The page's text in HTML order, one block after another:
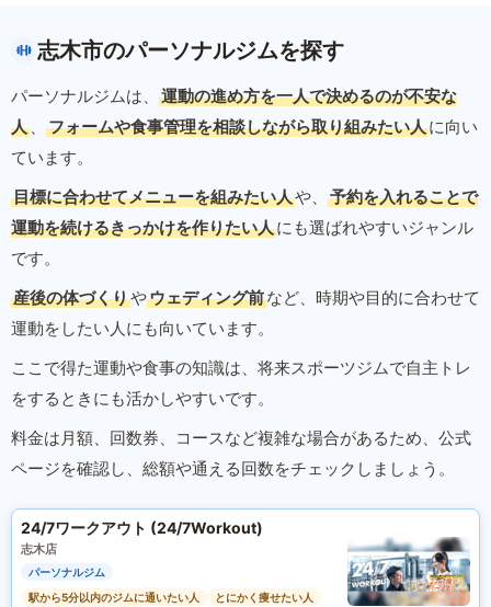
志木市のパーソナルジムを探す
パーソナルジムは、
運動の進め方を一人で決めるのが不安な
人 、 フォームや食事管理を相談しながら取り組みたい人に向い
ています。
目標に合わせてメニューを組みたい人や、
予約を入れることで
運動を続けるきっかけを作りたい人にも選ばれやすいジャンル
です。
産後の体づくりやウェディング前など、時期や目的に合わせて
運動をしたい人にも向いています。
ここで得た運動や食事の知識は、将来スポーツジムで自主トレ
をするときにも活かしやすいです。
料金は月額、回数券、コースなど複雑な場合があるため、公式
ページを確認し、総額や通える回数をチェックしましょう。
24/7ワークアウト (24/7Workout)
志木店
パーソナルジム
駅から5分以内のジムに通いたい人
とにかく痩せたい人